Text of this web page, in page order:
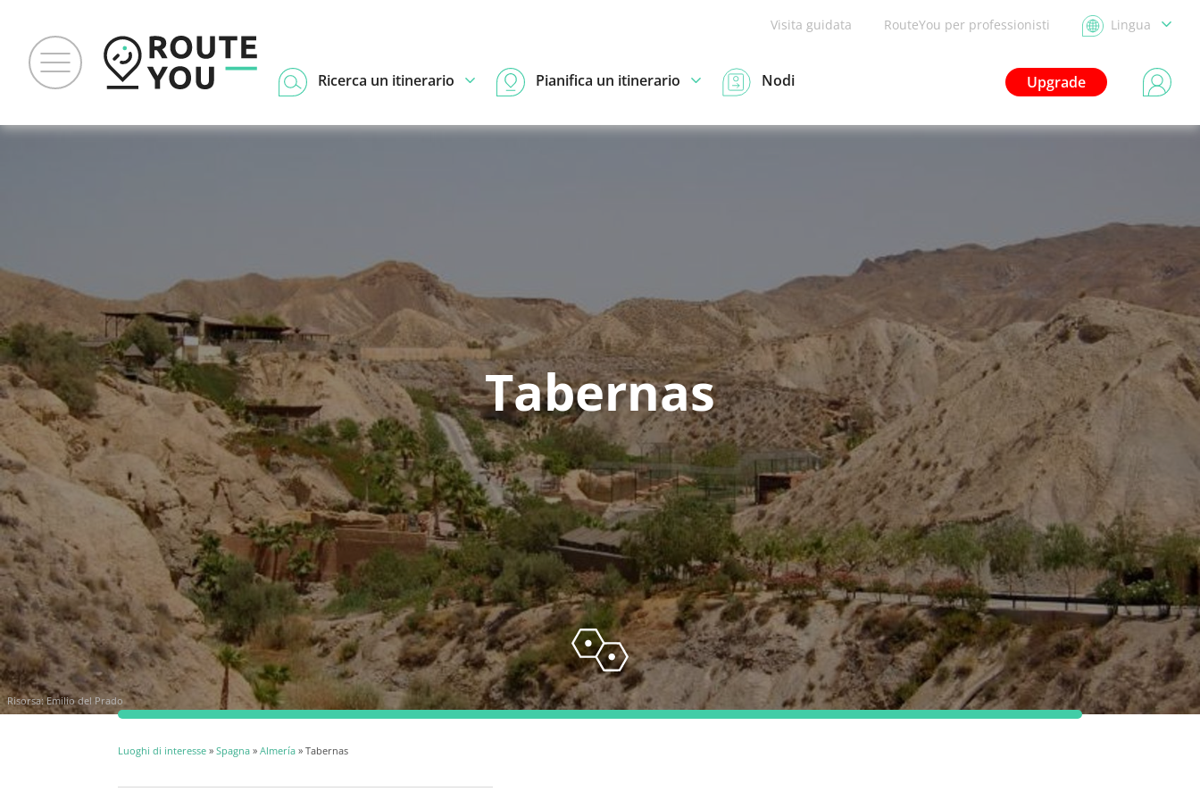
Visita guidata RouteYou per professionisti Lingua
Upgrade
Ricerca un itinerario Pianifica un itinerario Nodi
Tabernas
Risorsa: Emilio del Prado
Luoghi di interesse » Spagna » Almería » Tabernas